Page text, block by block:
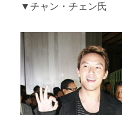
▼チャン・チェン氏